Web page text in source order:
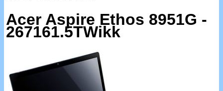
Acer Aspire Ethos 8951G -
267161.5TWikk